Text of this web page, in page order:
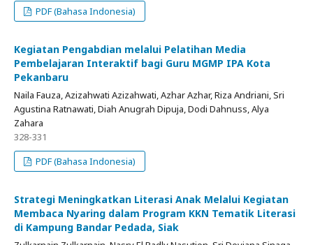
PDF (Bahasa Indonesia)
Kegiatan Pengabdian melalui Pelatihan Media
Pembelajaran Interaktif bagi Guru MGMP IPA Kota
Pekanbaru
Naila Fauza, Azizahwati Azizahwati, Azhar Azhar, Riza Andriani, Sri
Agustina Ratnawati, Diah Anugrah Dipuja, Dodi Dahnuss, Alya
Zahara
328-331
PDF (Bahasa Indonesia)
Strategi Meningkatkan Literasi Anak Melalui Kegiatan
Membaca Nyaring dalam Program KKN Tematik Literasi
di Kampung Bandar Pedada, Siak